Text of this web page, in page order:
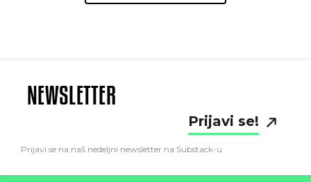
NEWSLETTER
Prijavi se!
Prijavi se na naš nedeljni newsletter na Substack-u